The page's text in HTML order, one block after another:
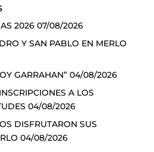
2026 07/08/2026
Y SAN PABLO EN MERLO
GARRAHAN” 04/08/2026
A LOS
04/08/2026
DISFRUTARON SUS
04/08/2026